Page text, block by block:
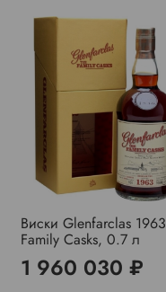
Виски Glenfarclas 1963
Family Casks, 0.7 л
1 960 030 ₽